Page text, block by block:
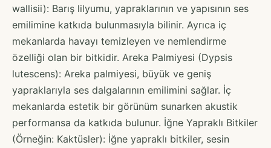
wallisii): Barış lilyumu, yapraklarının ve yapısının ses
emilimine katkıda bulunmasıyla bilinir. Ayrıca iç
mekanlarda havayı temizleyen ve nemlendirme
özelliği olan bir bitkidir. Areka Palmiyesi (Dypsis
lutescens): Areka palmiyesi, büyük ve geniş
yapraklarıyla ses dalgalarının emilimini sağlar. İç
mekanlarda estetik bir görünüm sunarken akustik
performansa da katkıda bulunur. İğne Yapraklı Bitkiler
(Örneğin: Kaktüsler): İğne yapraklı bitkiler, sesin